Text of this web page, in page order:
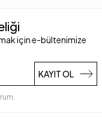
için e-bültenimize
KAYIT OL